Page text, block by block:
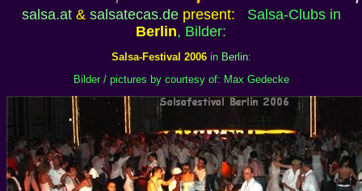
salsa.at& salsatecas.depresent: Salsa-Clubs in
Berlin, Bilder:
Salsa-Festival 2006in Berlin:
Bilder / pictures by courtesy of: Max Gedecke